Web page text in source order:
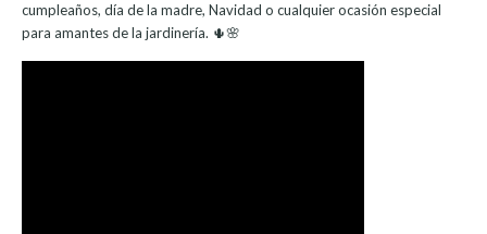
cumpleaños, día de la madre, Navidad o cualquier ocasión especial
para amantes de la jardinería. 🌵🌸